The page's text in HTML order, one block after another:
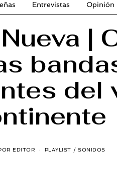
Entrevistas Opinión
|
del
EDITOR PLAYLIST / SONIDOS